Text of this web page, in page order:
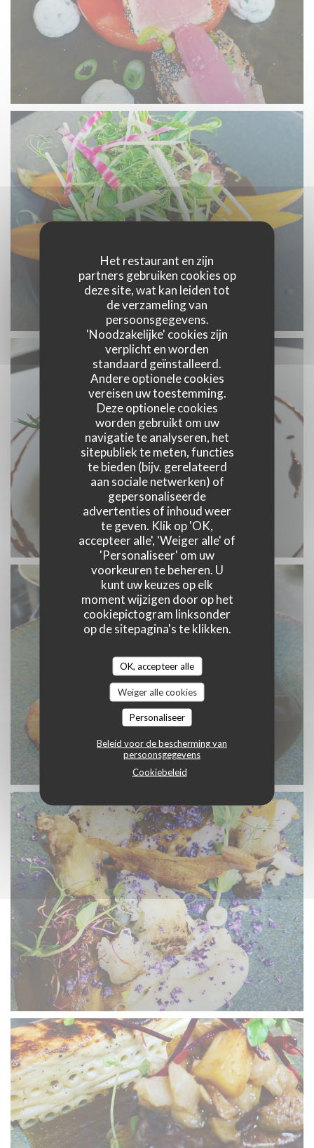
Het restaurant en zijn
partners gebruiken cookies op
deze site, wat kan leiden tot
de verzameling van
persoonsgegevens.
'Noodzakelijke' cookies zijn
verplicht en worden
standaard geïnstalleerd.
Andere optionele cookies
vereisen uw toestemming.
Deze optionele cookies
worden gebruikt om uw
navigatie te analyseren, het
sitepubliek te meten, functies
te bieden (bijv. gerelateerd
aan sociale netwerken) of
gepersonaliseerde
advertenties of inhoud weer
te geven. Klik op 'OK,
accepteer alle', 'Weiger alle' of
'Personaliseer' om uw
voorkeuren te beheren. U
kunt uw keuzes op elk
moment wijzigen door op het
cookiepictogram linksonder
op de sitepagina's te klikken.
OK, accepteer alle
Weiger alle cookies
Personaliseer
Beleid voor de bescherming van
persoonsgegevens
Cookiebeleid